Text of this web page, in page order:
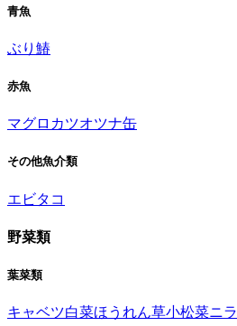
青魚
ぶり 鰆
赤魚
マグロ カツオツナ缶
その他魚介類
エビタコ
野菜類
葉菜類
キャベツ白菜ほうれん草小松菜ニラ